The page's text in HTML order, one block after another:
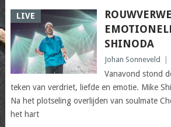
LIVE
SHINODA
Johan Sonneveld
Vanavond stond
teken van verdriet, liefde en emotie. Mike
Na het plotseling overlijden van soulmate
het hart